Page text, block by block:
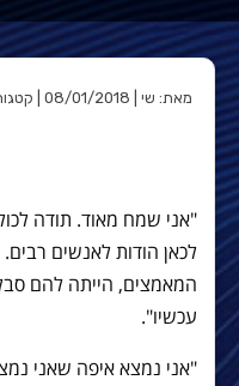
מאת: שי | 08/01/2018 | קטגוריה:
"אני שמח מאוד. תודה
לכאן הודות לאנשים
המאמצים, הייתה להם
עכשיו".
"אני נמצא איפה שאני